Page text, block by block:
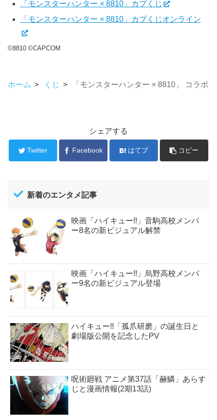
「モンスターハンター × 8810」カプくじ
「モンスターハンター × 8810」カプくじオンライン
©8810 ©CAPCOM
ホーム > くじ > 「モンスターハンター × 8810」 コラボ
シェアする
Twitter Facebook はてブ コピー
新着のエンタメ記事
映画「ハイキュー!!」音駒高校メンバ
ー8名の新ビジュアル解禁
映画「ハイキュー!!」烏野高校メンバ
ー9名の新ビジュアル登場
ハイキュー!!「孤爪研磨」の誕生日と
劇場版公開を記念したPV
呪術廻戦 アニメ第37話「赫鱗」あらす
じと漫画情報(2期13話)